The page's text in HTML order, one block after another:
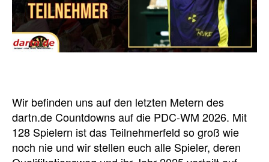
Wir befinden uns auf den letzten Metern des
dartn.de Countdowns auf die PDC-WM 2026. Mit
128 Spielern ist das Teilnehmerfeld so groß wie
noch nie und wir stellen euch alle Spieler, deren